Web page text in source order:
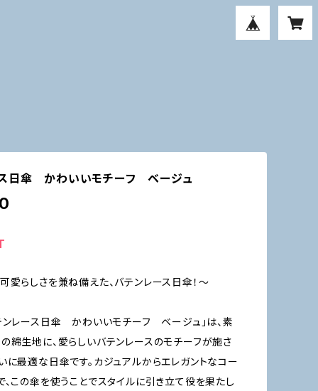
ス日傘 かわいいモチーフ ベージュ
愛らしさを兼ね備えた、バテンレース日傘！～
ンレース日傘 かわいいモチーフ ベージュ」は、素
綿生地に、愛らしいバテンレースのモチーフが施さ
に最適な日傘です。カジュアルからエレガントなコー
、この傘を使うことでスタイルに引き立て役を果たし